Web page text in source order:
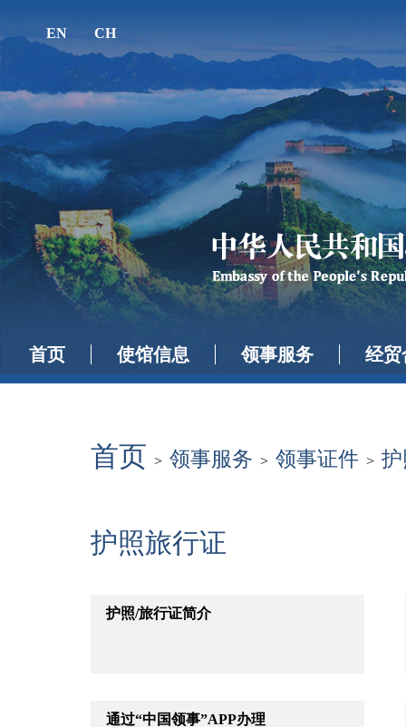
EN CH
首页 使馆信息 领事服务 经贸
首页 > 领事服务 > 领事证件 >
护照旅行证
护照/旅行证简介
通过“中国领事”APP办理